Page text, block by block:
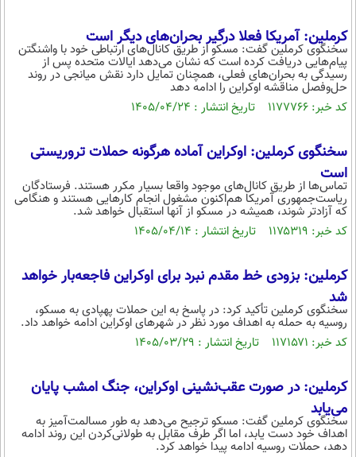
سرگرمی
فناوری
گوناگون
سلامت
فرهنگی
اجتماعی
حیات وحش
سیاست خارجی
پیامک
روانشناسی
آشپزی
کرملین: آمریکا فعلا درگیر بحران‌های دیگر است
سخنگوی کرملین گفت: مسکو از طریق کانال‌های ارتباطی خود با واشنگتن
پیام‌هایی دریافت کرده است که نشان می‌دهد ایالات متحده پس از
رسیدگی به بحران‌های فعلی، همچنان تمایل دارد نقش میانجی در روند
حل‌وفصل مناقشه اوکراین را ادامه دهد
کد خبر: ۱۱۷۷۷۶۶ تاریخ انتشار : ۱۴۰۵/۰۴/۲۴
سخنگوی کرملین: اوکراین آماده هرگونه حملات تروریستی
است
تماس‌ها از طریق کانال‌های موجود واقعا بسیار مکرر هستند. فرستادگان
ریاست‌جمهوری آمریکا هم‌اکنون مشغول انجام کارهایی هستند و هنگامی
که آزادتر شوند، همیشه در مسکو از آنها استقبال خواهد شد.
کد خبر: ۱۱۷۵۳۱۹ تاریخ انتشار : ۱۴۰۵/۰۴/۱۴
کرملین: بزودی خط مقدم نبرد برای اوکراین فاجعه‌بار خواهد
شد
سخنگوی کرملین تأکید کرد: در پاسخ به این حملات پهپادی به مسکو،
روسیه به حمله به اهداف مورد نظر در شهرهای اوکراین ادامه خواهد داد.
کد خبر: ۱۱۷۱۵۷۱ تاریخ انتشار : ۱۴۰۵/۰۳/۲۹
کرملین: در صورت عقب‌نشینی اوکراین، جنگ امشب پایان
می‌یابد
سخنگوی کرملین گفت: مسکو ترجیح می‌دهد به طور مسالمت‌آمیز به
اهداف خود دست یابد، اما اگر طرف مقابل به طولانی‌کردن این روند ادامه
دهد، حملات روسیه ادامه پیدا خواهد کرد.